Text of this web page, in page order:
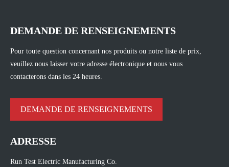
DEMANDE DE RENSEIGNEMENTS
Pour toute question concernant nos produits ou notre liste de prix,
veuillez nous laisser votre adresse électronique et nous vous
contacterons dans les 24 heures.
DEMANDE DE RENSEIGNEMENTS
ADRESSE
Run Test Electric Manufacturing Co.